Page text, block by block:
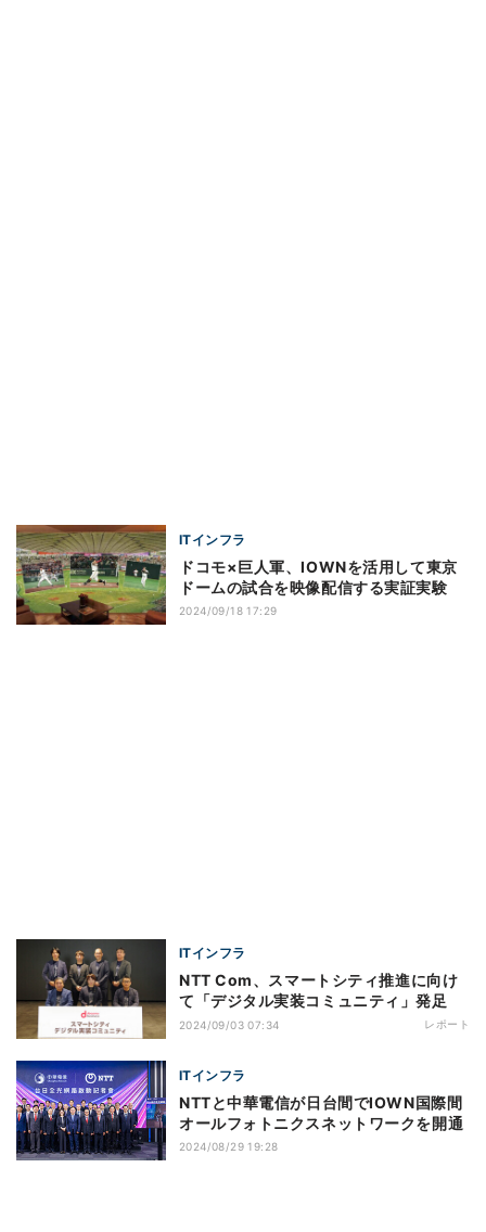
ITインフラ
ドコモ×巨人軍、IOWNを活用して東京
ドームの試合を映像配信する実証実験
2024/09/18 17:29
ITインフラ
NTT Com、スマートシティ推進に向け
て「デジタル実装コミュニティ」発足
2024/09/03 07:34 レポート
ITインフラ
NTTと中華電信が日台間でIOWN国際間
オールフォトニクスネットワークを開通
2024/08/29 19:28